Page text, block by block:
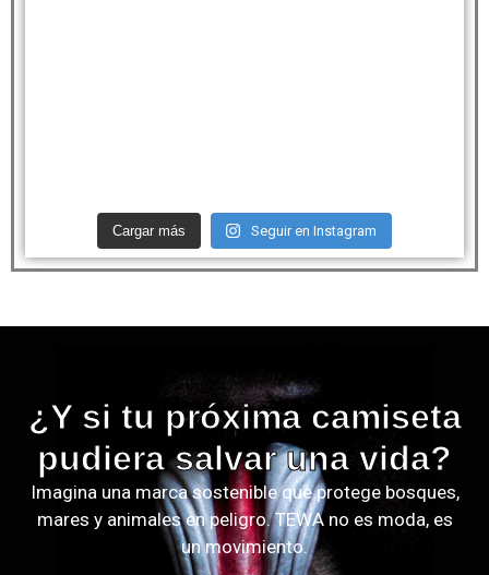
Cargar más Seguir en Instagram
¿Y si tu próxima camiseta
pudiera salvar una vida?
Imagina una marca sostenible que protege bosques,
mares y animales en peligro. TEWA no es moda, es
un movimiento.